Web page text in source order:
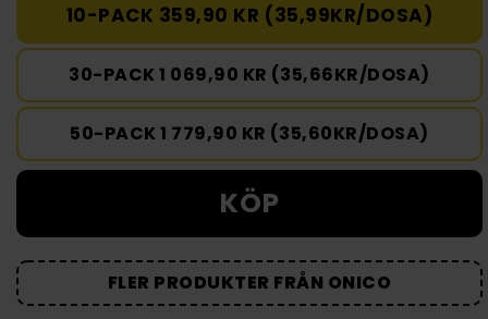
10-PACK 359,90 KR (35,99KR/DOSA)
30-PACK 1 069,90 KR (35,66KR/DOSA)
50-PACK 1 779,90 KR (35,60KR/DOSA)
KÖP
FLER PRODUKTER FRÅN ONICO